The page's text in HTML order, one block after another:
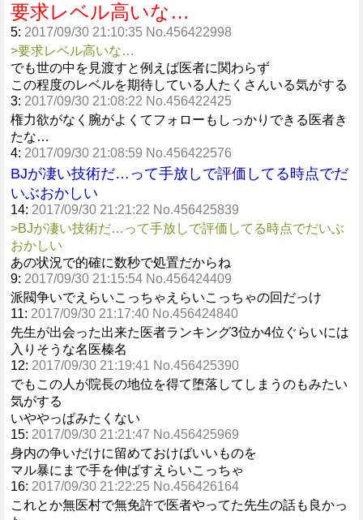
要求レベル高いな…
5: 2017/09/30 21:10:35 No.456422998
>要求レベル高いな…
でも世の中を見渡すと例えば医者に関わらず
この程度のレベルを期待している人たくさんいる気がする
3: 2017/09/30 21:08:22 No.456422425
権力欲がなく腕がよくてフォローもしっかりできる医者き
たな…
4: 2017/09/30 21:08:59 No.456422576
BJが凄い技術だ…って手放しで評価してる時点でだ
いぶおかしい
14: 2017/09/30 21:21:22 No.456425839
>BJが凄い技術だ…って手放しで評価してる時点でだいぶ
おかしい
あの状況で的確に数秒で処置だからね
9: 2017/09/30 21:15:54 No.456424409
派閥争いでえらいこっちゃえらいこっちゃの回だっけ
11: 2017/09/30 21:17:40 No.456424840
先生が出会った出来た医者ランキング3位か4位ぐらいには
入りそうな名医榛名
12: 2017/09/30 21:19:41 No.456425390
でもこの人が院長の地位を得て堕落してしまうのもみたい
気がする
いややっぱみたくない
15: 2017/09/30 21:21:47 No.456425969
身内の争いだけに留めておけばいいものを
マル暴にまで手を伸ばすえらいこっちゃ
16: 2017/09/30 21:22:25 No.456426164
これとか無医村で無免許で医者やってた先生の話も良かっ